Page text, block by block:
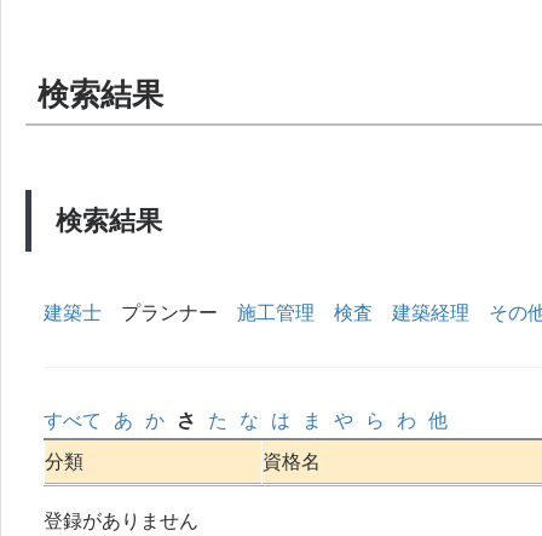
検索結果
検索結果
建築士 プランナー 施工管理 検査 建築経理 その
すべて あ か さ た な は ま や ら わ
他
分類
資格名
登録がありません